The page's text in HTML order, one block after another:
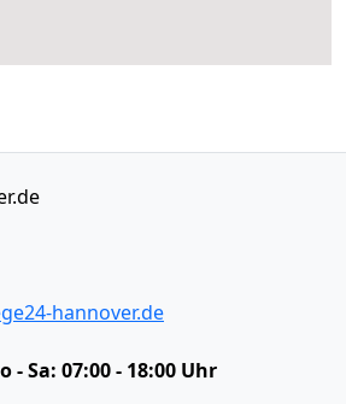
hannover.de
- Sa: 07:00 - 18:00 Uhr